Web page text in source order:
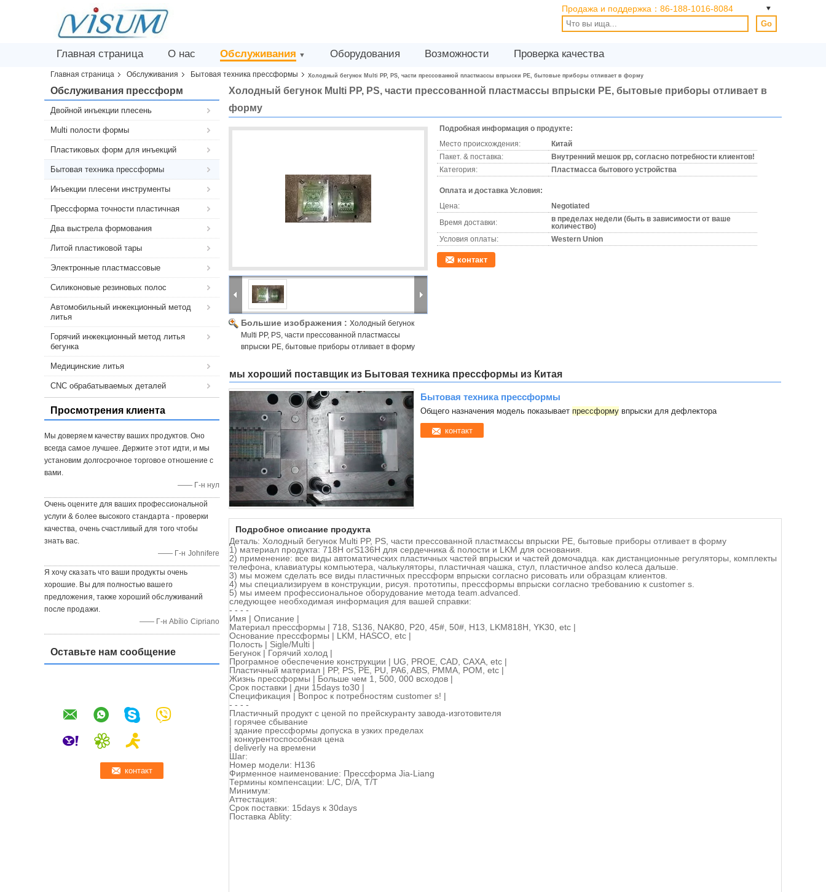
Продажа и поддержка： 86-188-1016-8084
Go
Главная страница О нас Обслуживания ▼ Оборудования Возможности Проверка качества
Главная страница Обслуживания Бытовая техника прессформы Холодный бегунок Multi PP, PS, части прессованной пластмассы впрыски PE, бытовые приборы отливает в форму
Обслуживания прессформ
Двойной инъекции плесень
Multi полости формы
Пластиковых форм для инъекций
Бытовая техника прессформы
Инъекции плесени инструменты
Прессформа точности пластичная
Два выстрела формования
Литой пластиковой тары
Электронные пластмассовые
Силиконовые резиновых полос
Автомобильный инжекционный метод
литья
Горячий инжекционный метод литья
бегунка
Медицинские литья
CNC обрабатываемых деталей
Просмотрения клиента
Мы доверяем качеству ваших продуктов. Оно
всегда самое лучшее. Держите этот идти, и мы
установим долгосрочное торговое отношение с
вами.
—— Г-н нул
Очень оцените для ваших профессиональной
услуги & более высокого стандарта - проверки
качества, очень счастливый для того чтобы
знать вас.
—— Г-н Johnifere
Я хочу сказать что ваши продукты очень
хорошие. Вы для полностью вашего
предложения, также хороший обслуживаний
после продажи.
—— Г-н Abílio Cipriano
Оставьте нам сообщение
Холодный бегунок Multi PP, PS, части прессованной пластмассы впрыски PE, бытовые приборы отливает в
форму
Большие изображения : Холодный бегунок
Multi PP, PS, части прессованной пластмассы
впрыски PE, бытовые приборы отливает в форму
Подробная информация о продукте:
Место происхождения:
Китай
Пакет. & поставка:
Внутренний мешок pp, согласно потребности клиентов!
Категория:
Пластмасса бытового устройства
Оплата и доставка Условия:
Цена:
Negotiated
Время доставки:
в пределах недели (быть в зависимости от ваше
количество)
Условия оплаты:
Western Union
контакт
мы хороший поставщик из Бытовая техника прессформы из Китая
Бытовая техника прессформы
Общего назначения модель показывает прессформу впрыски для дефлектора
контакт
Подробное описание продукта
Деталь: Холодный бегунок Multi PP, PS, части прессованной пластмассы впрыски PE, бытовые приборы отливает в форму
1) материал продукта: 718H orS136H для сердечника & полости и LKM для основания.
2) применение: все виды автоматических пластичных частей впрыски и частей домочадца. как дистанционные регуляторы, комплекты
телефона, клавиатуры компьютера, чалькуляторы, пластичная чашка, стул, пластичное andso колеса дальше.
3) мы можем сделать все виды пластичных прессформ впрыски согласно рисовать или образцам клиентов.
4) мы специализируем в конструкции, рисуя. прототипы, прессформы впрыски согласно требованию к customer s.
5) мы имеем профессиональное оборудование метода team.advanced.
следующее необходимая информация для вашей справки:
- - - -
Имя | Описание |
Материал прессформы | 718, S136, NAK80, P20, 45#, 50#, H13, LKM818H, YK30, etc |
Основание прессформы | LKM, HASCO, etc |
Полость | Sigle/Multi |
Бегунок | Горячий холод |
Програмное обеспечение конструкции | UG, PROE, CAD, CAXA, etc |
Пластичный материал | PP, PS, PE, PU, PA6, ABS, PMMA, POM, etc |
Жизнь прессформы | Больше чем 1, 500, 000 всходов |
Срок поставки | дни 15days to30 |
Спецификация | Вопрос к потребностям customer s! |
- - - -
Пластичный продукт с ценой по прейскуранту завода-изготовителя
| горячее сбывание
| здание прессформы допуска в узких пределах
| конкурентоспособная цена
| deliverly на времени
Шаг:
Номер модели: H136
Фирменное наименование: Прессформа Jia-Liang
Термины компенсации: L/C, D/A, T/T
Минимум:
Аттестация:
Срок поставки: 15days к 30days
Поставка Ablity: